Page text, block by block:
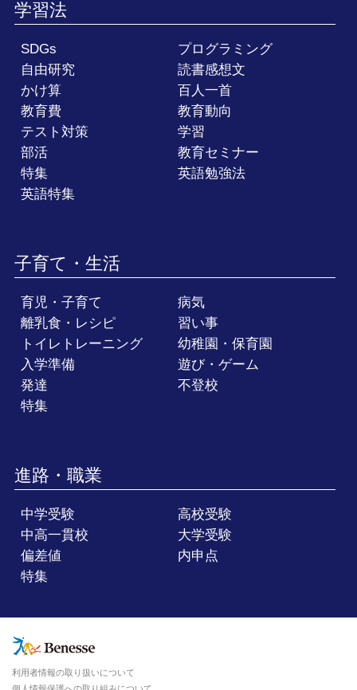
学習法
SDGs
プログラミング
自由研究
読書感想文
かけ算
百人一首
教育費
教育動向
テスト対策
学習
部活
教育セミナー
特集
英語勉強法
英語特集
子育て・生活
育児・子育て
病気
離乳食・レシピ
習い事
トイレトレーニング
幼稚園・保育園
入学準備
遊び・ゲーム
発達
不登校
特集
進路・職業
中学受験
高校受験
中高一貫校
大学受験
偏差値
内申点
特集
利用者情報の取り扱いについて